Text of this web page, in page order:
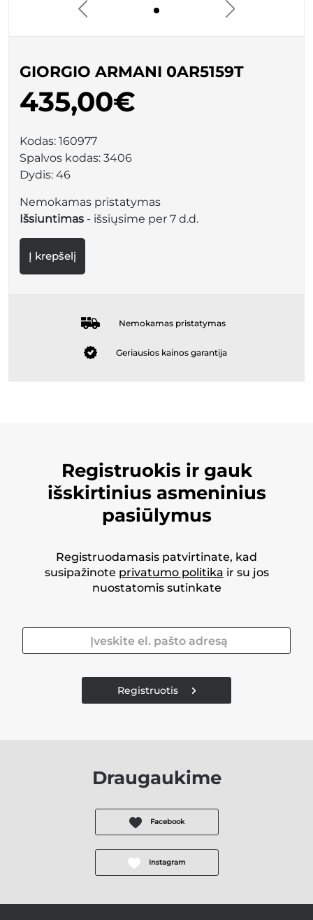
GIORGIO ARMANI 0AR5159T
435,00€
Kodas: 160977
Spalvos kodas: 3406
Dydis: 46
Nemokamas pristatymas
Išsiuntimas - išsiųsime per 7 d.d.
Į krepšelį
Nemokamas pristatymas
Geriausios kainos garantija
Registruokis ir gauk
išskirtinius asmeninius
pasiūlymus
Registruodamasis patvirtinate, kad
susipažinote privatumo politika ir su jos
nuostatomis sutinkate
Registruotis
Draugaukime
Facebook
Instagram